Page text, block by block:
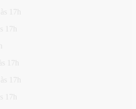
17h
17h
17h
17h
17h